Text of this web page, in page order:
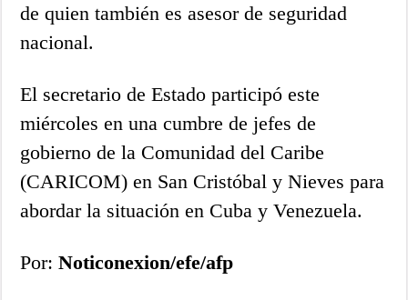
de quien también es asesor de seguridad
nacional.
El secretario de Estado participó este
miércoles en una cumbre de jefes de
gobierno de la Comunidad del Caribe
(CARICOM) en San Cristóbal y Nieves para
abordar la situación en Cuba y Venezuela.
Por:Noticonexion/efe/afp